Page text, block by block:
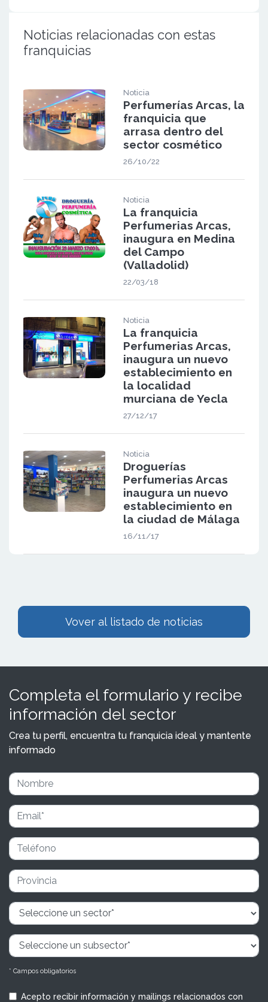
Noticias relacionadas con estas
franquicias
Noticia
Perfumerías Arcas, la
franquicia que
arrasa dentro del
sector cosmético
26/10/22
Noticia
La franquicia
Perfumerias Arcas,
inaugura en Medina
del Campo
(Valladolid)
22/03/18
Noticia
La franquicia
Perfumerias Arcas,
inaugura un nuevo
establecimiento en
la localidad
murciana de Yecla
27/12/17
Noticia
Droguerías
Perfumerias Arcas
inaugura un nuevo
establecimiento en
la ciudad de Málaga
16/11/17
Vover al listado de noticias
Completa el formulario y recibe
información del sector
Crea tu perfil, encuentra tu franquicia ideal y mantente
informado
* Campos obligatorios
Acepto recibir información y mailings relacionados con